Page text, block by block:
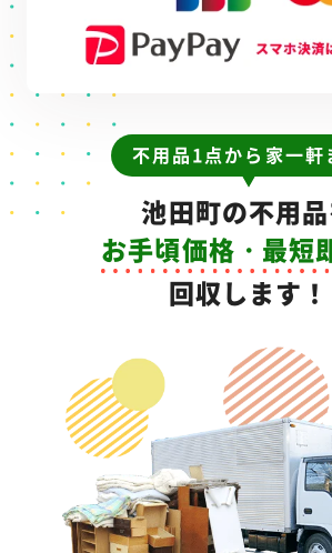
不用品1点から家一軒
池田町の不用
お手頃価格・最短
回収します！